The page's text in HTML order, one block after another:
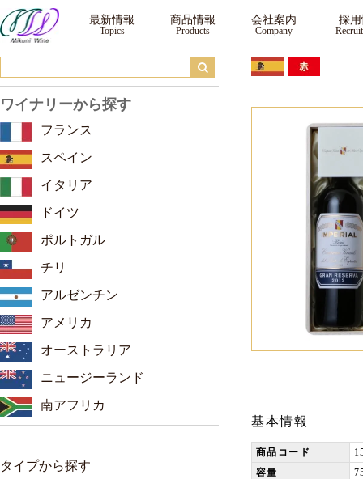
ギフト IM-23100 ｜ ワイン ｜三国ワイン
最新情報 商品情報 会社案内 採
基本情報
商品コード
容量
ワイナリーから探す
フランス
スペイン
イタリア
ドイツ
ポルトガル
チリ
アルゼンチン
アメリカ
オーストラリア
ニュージーランド
南アフリカ
タイプから探す